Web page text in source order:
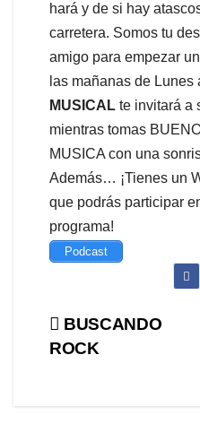
hará y de si hay
carretera. Somos tu
amigo para empezar
las mañanas de Lunes
MUSICAL te invitará a
mientras tomas
MUSICA con una
Además… ¡Tienes un
que podrás participar
programa!
Podcast
BUSCANDO
ROCK